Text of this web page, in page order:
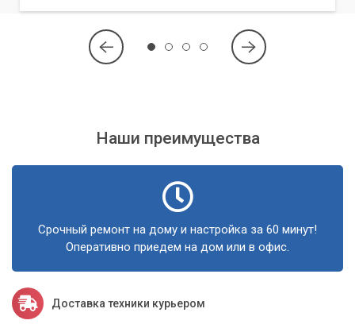
Документирование: Предоставление полной документации
по настройкам и рекомендациям по эксплуатации.
вашей информации.
Индивидуальный подход и поддержка
Мы понимаем, что каждая компания уникальна, и
предлагаем индивидуальные решения, максимально
цифровую инфраструктуру.
Наши преимущества
Срочный ремонт на дому и настройка за 60 минут!
Оперативно приедем на дом или в офис.
Доставка техники курьером